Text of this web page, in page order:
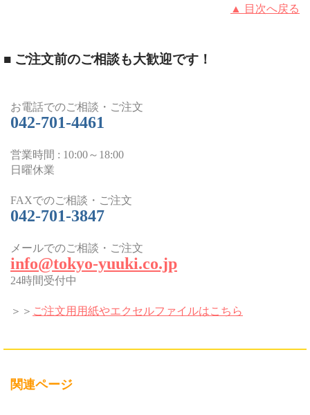
▲ 目次へ戻る
■ ご注文前のご相談も大歓迎です！
お電話でのご相談・ご注文
042-701-4461
営業時間 : 10:00～18:00
日曜休業
FAXでのご相談・ご注文
042-701-3847
メールでのご相談・ご注文
info@tokyo-yuuki.co.jp
24時間受付中
＞＞ ご注文用用紙やエクセルファイルはこちら
関連ページ